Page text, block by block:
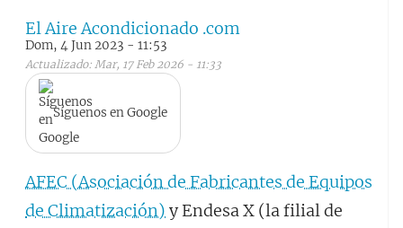
El Aire Acondicionado .com
Dom, 4 Jun 2023 - 11:53
Actualizado: Mar, 17 Feb 2026 - 11:33
Síguenos en Google
AFEC (Asociación de Fabricantes de Equipos
de Climatización) y Endesa X (la filial de